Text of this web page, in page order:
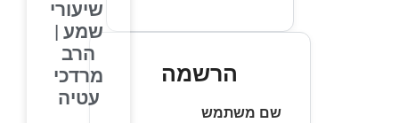
הרשמה
שם משתמש
שיעורי
שמע |
הרב
מרדכי
עטיה